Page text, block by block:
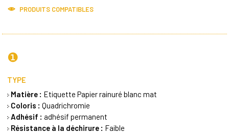
PRODUITS COMPATIBLES
❶
TYPE
Matière : Etiquette Papier rainuré blanc mat
Coloris : Quadrichromie
Adhésif : adhésif permanent
Résistance à la déchirure : Faible